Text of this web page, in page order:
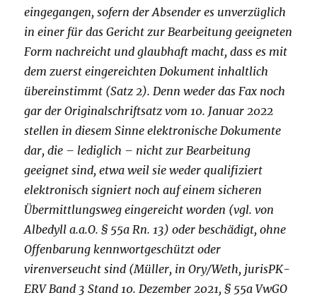
eingegangen, sofern der Absender es unverzüglich
in einer für das Gericht zur Bearbeitung geeigneten
Form nachreicht und glaubhaft macht, dass es mit
dem zuerst eingereichten Dokument inhaltlich
übereinstimmt (Satz 2). Denn weder das Fax noch
gar der Originalschriftsatz vom 10. Januar 2022
stellen in diesem Sinne elektronische Dokumente
dar, die – lediglich – nicht zur Bearbeitung
geeignet sind, etwa weil sie weder qualifiziert
elektronisch signiert noch auf einem sicheren
Übermittlungsweg eingereicht worden (vgl. von
Albedyll a.a.O. § 55a Rn. 13) oder beschädigt, ohne
Offenbarung kennwortgeschützt oder
virenverseucht sind (Müller, in Ory/Weth, jurisPK-
ERV Band 3 Stand 10. Dezember 2021, § 55a VwGO